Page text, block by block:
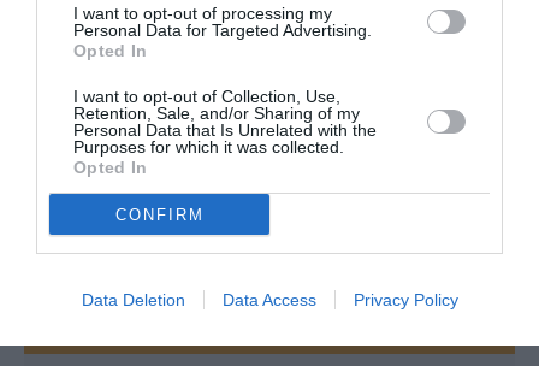
I want to opt-out of processing my
Personal Data for Targeted Advertising.
Opted In
I want to opt-out of Collection, Use,
Retention, Sale, and/or Sharing of my
Personal Data that Is Unrelated with the
Purposes for which it was collected.
Opted In
CONFIRM
Data Deletion Data Access Privacy Policy
Soutenez Air Journal participez
développement !